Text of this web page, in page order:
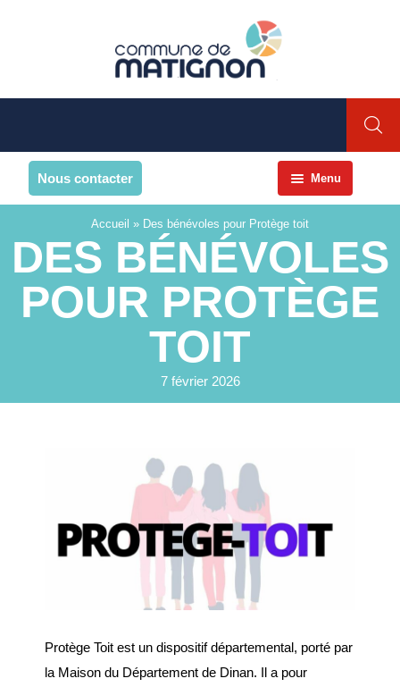
Menu
La commune
PRESENTATION DE LA
COMMUNE
Présentation
Histoire et patrimoine
VIE ÉCONOMIQUE
Commerce et
artisanat
Zone d’activité
commerciale
CONSEIL MUNICIPAL
Nous contacter
Accueil » Des bénévoles pour Protège toit
DES BÉNÉVOLES
POUR PROTÈGE
TOIT
7 février 2026
Protège Toit est un dispositif départemental, porté par
la Maison du Département de Dinan. Il a pour